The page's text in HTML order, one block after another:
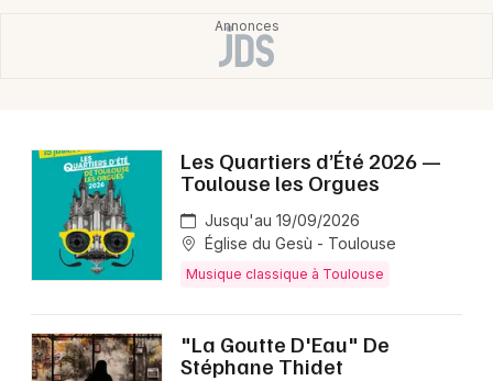
Les Quartiers d’Été 2026 —
Toulouse les Orgues
Jusqu'au 19/09/2026
Église du Gesù - Toulouse
Musique classique à Toulouse
"La Goutte D'Eau" De
Stéphane Thidet